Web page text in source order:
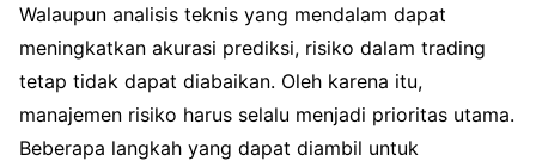
Walaupun analisis teknis yang mendalam dapat
meningkatkan akurasi prediksi, risiko dalam trading
tetap tidak dapat diabaikan. Oleh karena itu,
manajemen risiko harus selalu menjadi prioritas utama.
Beberapa langkah yang dapat diambil untuk